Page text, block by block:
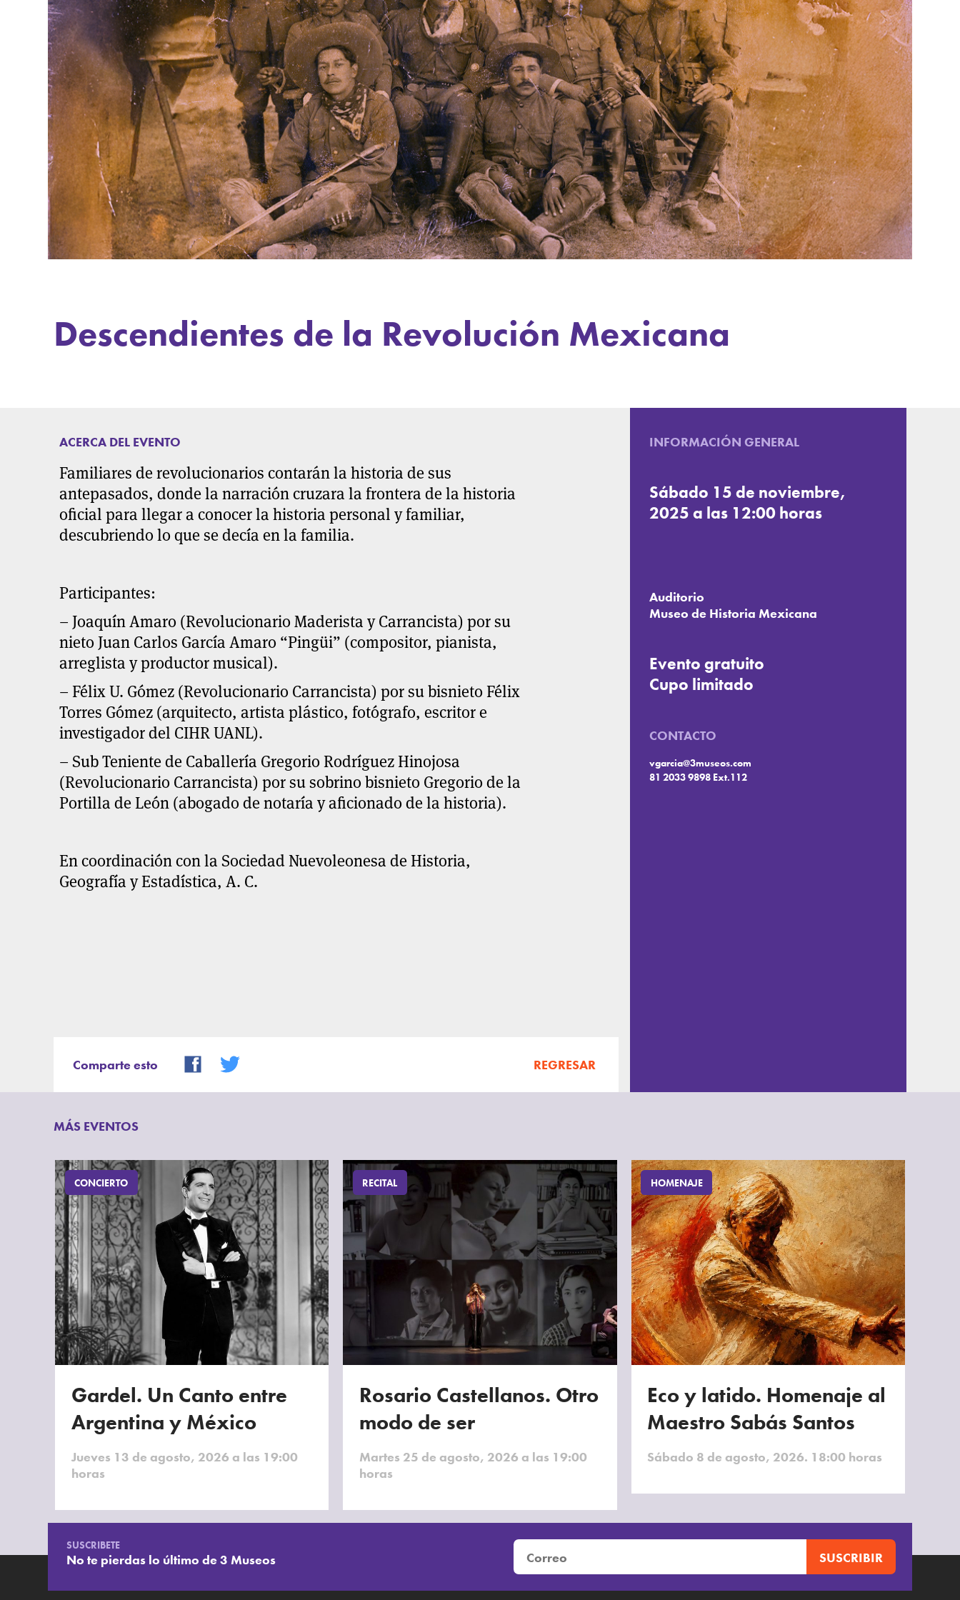
Descendientes de la Revolución Mexicana
ACERCA DEL EVENTO
Familiares de revolucionarios contarán la historia de sus
antepasados, donde la narración cruzara la frontera de la historia
oficial para llegar a conocer la historia personal y familiar,
descubriendo lo que se decía en la familia.
Participantes:
– Joaquín Amaro (Revolucionario Maderista y Carrancista) por su
nietoJuan Carlos García Amaro “Pingüi” (compositor, pianista,
arreglista y productor musical).
– Félix U. Gómez (Revolucionario Carrancista) por su bisnietoFélix
Torres Gómez (arquitecto, artista plástico, fotógrafo, escritor e
investigador del CIHR UANL).
– Sub Teniente de Caballería Gregorio Rodríguez Hinojosa
(Revolucionario Carrancista) por su sobrino bisnieto Gregorio de la
Portilla de León (abogado de notaría y aficionado de la historia).
En coordinación con la Sociedad Nuevoleonesa de Historia,
Geografía y Estadística, A. C.
Comparte esto REGRESAR
INFORMACIÓN GENERAL
Sábado 15 de noviembre,
2025 a las 12:00 horas
Auditorio
Museo de Historia Mexicana
Evento gratuito
Cupo limitado
CONTACTO
vgarcia@3museos.com
81 2033 9898 Ext.112
MÁS EVENTOS
CONCIERTO
Gardel. Un Canto entre
Argentina y México
Jueves 13 de agosto, 2026 a las 19:00
horas
RECITAL
Rosario Castellanos. Otro
modo de ser
Martes 25 de agosto, 2026 a las 19:00
horas
HOMENAJE
Eco y latido. Homenaje al
Maestro Sabás Santos
Sábado 8 de agosto, 2026. 18:00 horas
SUSCRIBETE
No te pierdas lo último de 3 Museos